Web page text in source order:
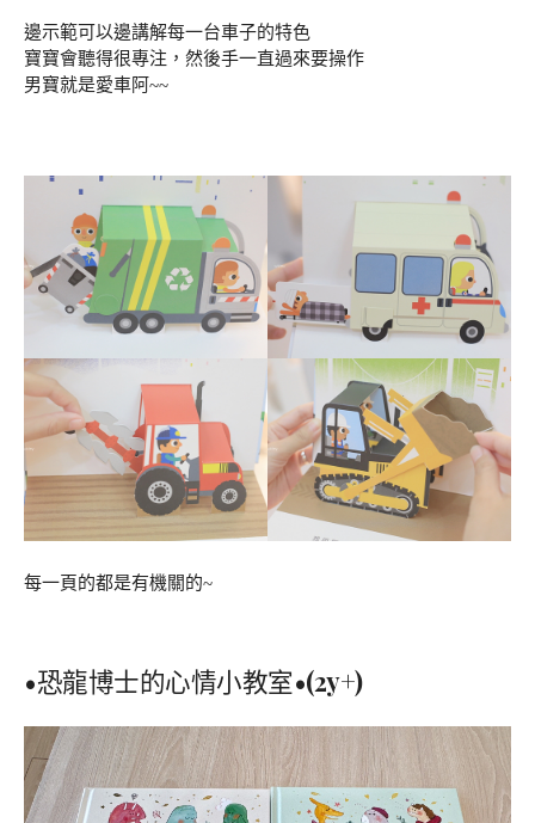
邊示範可以邊講解每一台車子的特色
寶寶會聽得很專注，然後手一直過來要操作
男寶就是愛車阿~~
每一頁的都是有機關的~
•恐龍博士的心情小教室•(2y+)